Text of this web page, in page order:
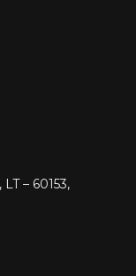
– 60153,